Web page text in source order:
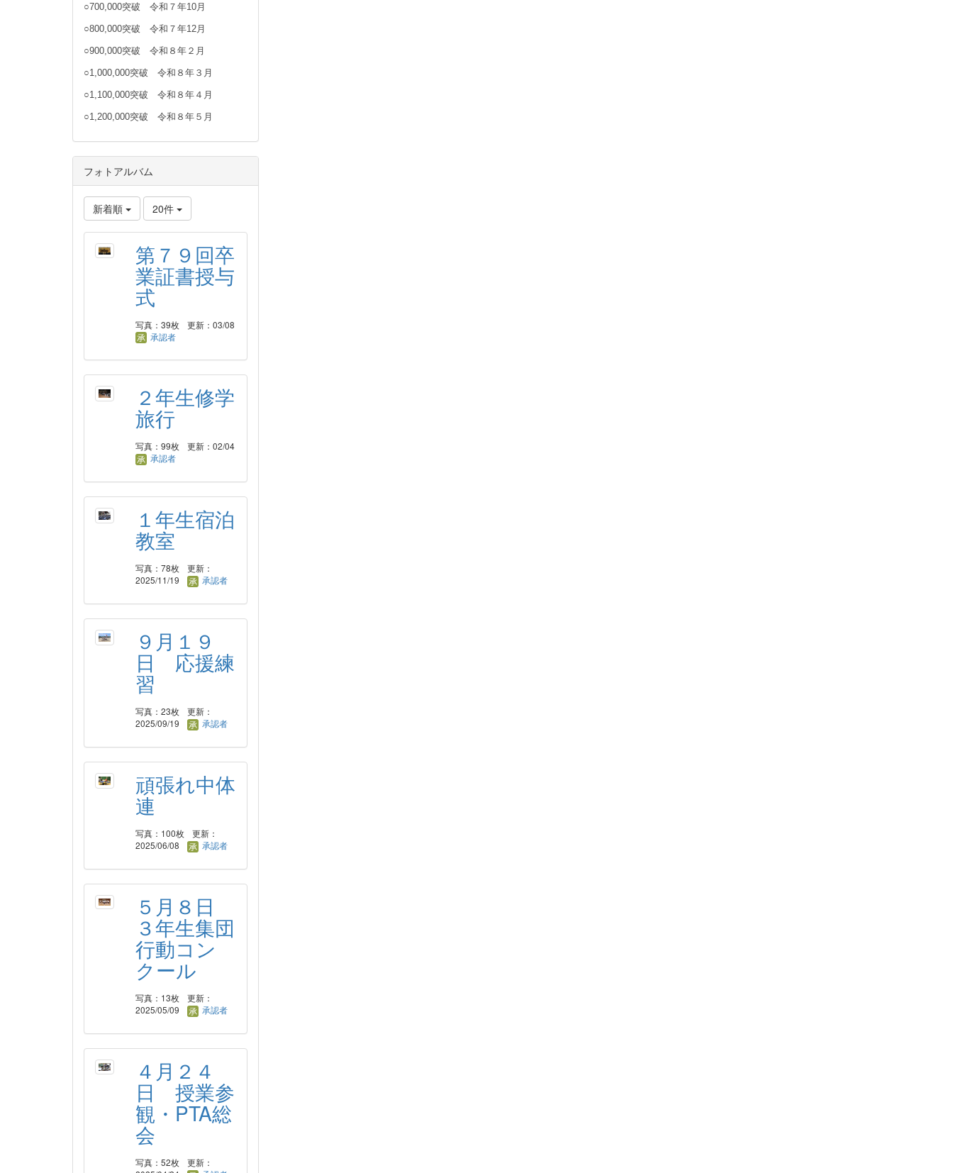
○700,000突破 令和７年10月
○800,000突破 令和７年12月
○900,000突破 令和８年２月
○1,000,000突破 令和８年３月
○1,100,000突破 令和８年４月
○1,200,000突破 令和８年５月
フォトアルバム
新着順 20件
第７９回卒
業証書授与
式
写真：39枚
更新：03/08
承認者
２年生修学
旅行
写真：99枚
更新：02/04
承認者
１年生宿泊
教室
写真：78枚
更新：
2025/11/19
承認者
９月１９
日 応援練
習
写真：23枚
更新：
2025/09/19
承認者
頑張れ中体
連
写真：100枚
更新：
2025/06/08
承認者
５月８日
３年生集団
行動コン
クール
写真：13枚
更新：
2025/05/09
承認者
４月２４
日 授業参
観・PTA総
会
写真：52枚
更新：